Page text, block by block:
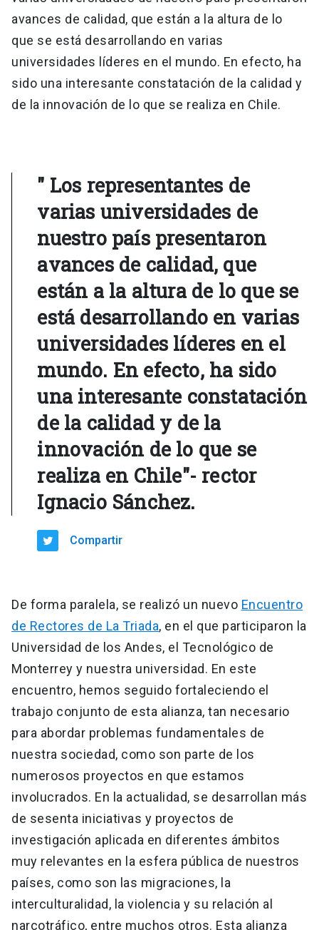
avances de calidad, que están a la altura de lo
que se está desarrollando en varias
universidades líderes en el mundo. En efecto, ha
sido una interesante constatación de la calidad y
de la innovación de lo que se realiza en Chile.
" Los representantes de
varias universidades de
nuestro país presentaron
avances de calidad, que
están a la altura de lo que se
está desarrollando en varias
universidades líderes en el
mundo. En efecto, ha sido
una interesante constatación
de la calidad y de la
innovación de lo que se
realiza en Chile"- rector
Ignacio Sánchez.
Compartir
De forma paralela, se realizó un nuevo Encuentro
de Rectores de La Triada, en el que participaron la
Universidad de los Andes, el Tecnológico de
Monterrey y nuestra universidad. En este
encuentro, hemos seguido fortaleciendo el
trabajo conjunto de esta alianza, tan necesario
para abordar problemas fundamentales de
nuestra sociedad, como son parte de los
numerosos proyectos en que estamos
involucrados. En la actualidad, se desarrollan más
de sesenta iniciativas y proyectos de
investigación aplicada en diferentes ámbitos
muy relevantes en la esfera pública de nuestros
países, como son las migraciones, la
interculturalidad, la violencia y su relación al
narcotráfico, entre muchos otros. Esta alianza